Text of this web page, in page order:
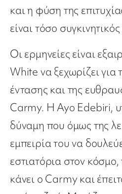
και η φύση της
είναι τόσο
Οι ερμηνείες είναι
White να ξεχωρίζει
έντασης και της
Carmy. Η Ayo Edebiri,
δύναμη που όμως της
εμπειρία του να
εστιατόρια στον
κάνει ο Carmy και